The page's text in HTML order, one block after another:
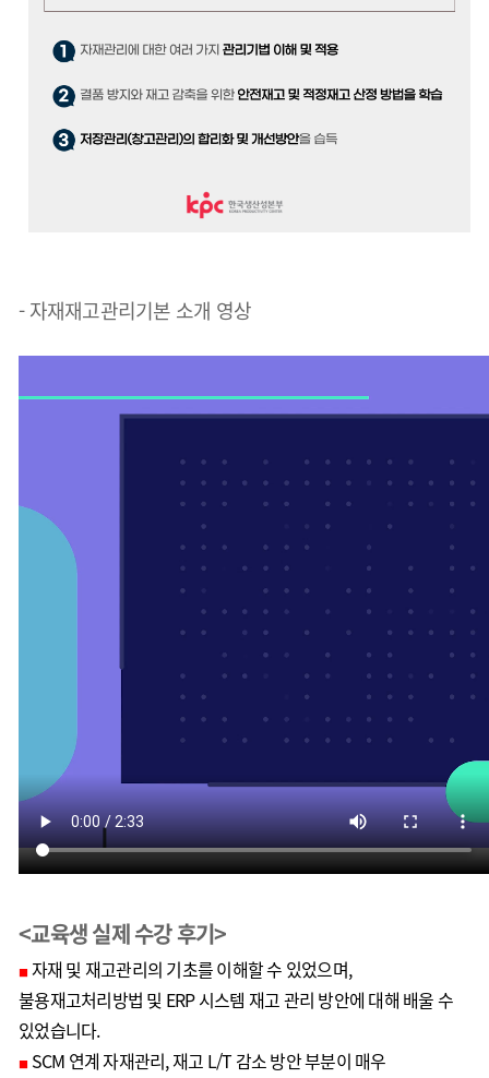
- 자재재고관리기본 소개 영상
<교육생 실제 수강 후기>
■ 자재 및 재고관리의 기초를 이해할 수 있었으며,
불용재고처리방법 및 ERP 시스템 재고 관리 방안에 대해 배울 수
있었습니다.
■ SCM 연계 자재관리, 재고 L/T 감소 방안 부분이 매우